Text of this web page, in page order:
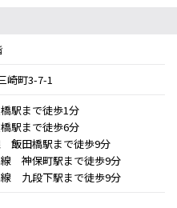
崎町3-7-1
駅まで徒歩1分
駅まで徒歩6分
飯田橋駅まで徒歩9分
神保町駅まで徒歩9分
九段下駅まで徒歩9分